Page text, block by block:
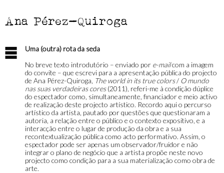
Ana Pérez-Quiroga
Uma (outra) rota da seda
No breve texto introdutório – enviado por e-mailcom a imagem
do convite – que escrevi para a apresentação pública do projecto
de Ana Pérez-Quiroga, The world in its true colors/ O mundo
nas suas verdadeiras cores(2011), referi-me à condição dúplice
do espectador como, simultaneamente, financiador e meio activo
de realização deste projecto artístico. Recordo aqui o percurso
artístico da artista, pautado por questões que questionaram a
autoria, a relação entre o público e o contexto expositivo, e a
interacção entre o lugar de produção da obra e a sua
recontextualização pública como acto performativo. Assim, o
espectador pode ser apenas um observador/fruidor e não
integrar o plano de negócio que a artista propõe neste novo
projecto como condição para a sua materialização como obra de
arte.